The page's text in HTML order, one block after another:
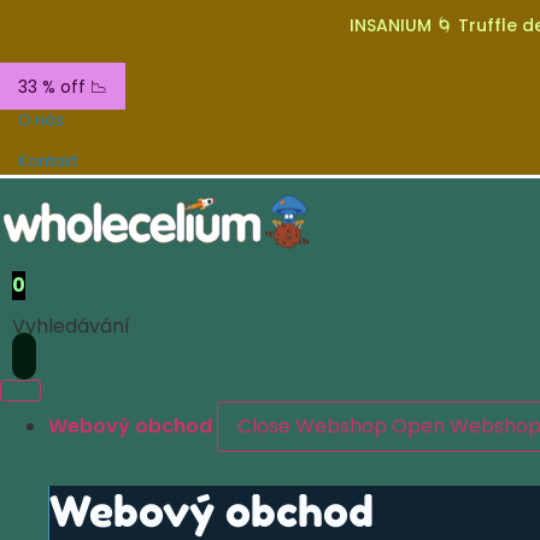
INSANIUM 🌀 Truffle
33 % off 📉
O nás
Kontakt
0
Vyhledávání
Webový obchod Close Webshop Open Webshop
Webový obchod